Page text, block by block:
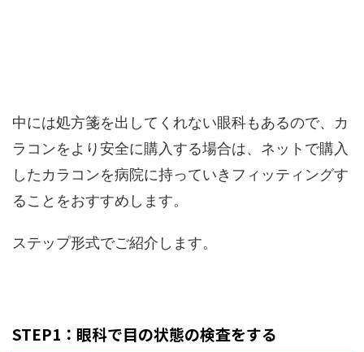
中には処方箋を出してくれない眼科もあるので、カ
ラコンをより安全に購入する場合は、ネットで購入
したカラコンを病院に持っていきフィッティングす
ることをおすすめします。
ステップ形式でご紹介します。
STEP1：眼科で目の状態の検査をする